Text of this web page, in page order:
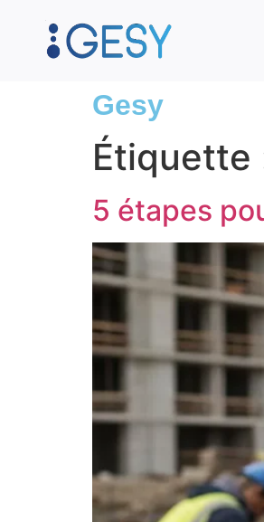
Gesy
Étiquette
5 étapes